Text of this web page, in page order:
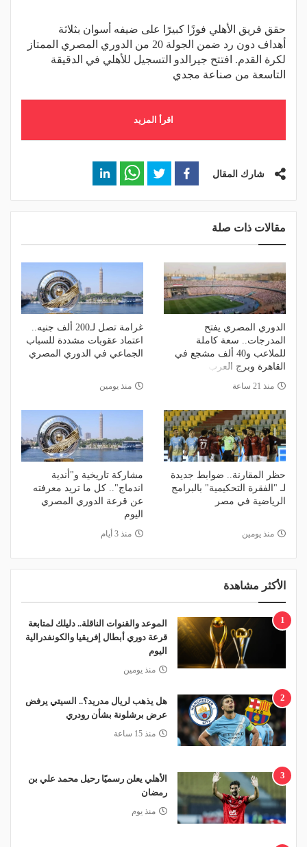
حقق فريق الأهلي فوزًا كبيرًا على ضيفه أسوان بثلاثة
أهداف دون رد ضمن الجولة 20 من الدوري المصري الممتاز
لكرة القدم. افتتح جيرالدو التسجيل للأهلي في الدقيقة
التاسعة من صناعة مجدي
اقرأ المزيد
شارك المقال
مقالات ذات صلة
الدوري المصري يفتح
المدرجات.. سعة كاملة
للملاعب و40 ألف مشجع في
القاهرة وبرج العرب
منذ 21 ساعة
غرامة تصل لـ200 ألف جنيه..
اعتماد عقوبات مشددة للسباب
الجماعي في الدوري المصري
منذ يومين
حظر المقارنة.. ضوابط جديدة
لـ "الفقرة التحكيمية" بالبرامج
الرياضية في مصر
منذ يومين
مشاركة تاريخية و"أندية
اندماج".. كل ما تريد معرفته
عن قرعة الدوري المصري
اليوم
منذ 3 أيام
الأكثر مشاهدة
1
الموعد والقنوات الناقلة.. دليلك لمتابعة
قرعة دوري أبطال إفريقيا والكونفدرالية
اليوم
منذ يومين
2
هل يذهب لريال مدريد؟.. السيتي يرفض
عرض برشلونة بشأن رودري
منذ 15 ساعة
3
الأهلي يعلن رسميًا رحيل محمد علي بن
رمضان
منذ يوم